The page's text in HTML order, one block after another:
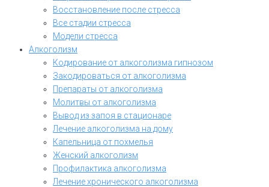
Восстановление после стресса
Все стадии стресса
Модели стресса
Алкоголизм
Кодирование от алкоголизма гипнозом
Закодироваться от алкоголизма
Препараты от алкоголизма
Молитвы от алкоголизма
Вывод из запоя в стационаре
Лечение алкоголизма на дому
Капельница от похмелья
Женский алкоголизм
Профилактика алкоголизма
Лечение хронического алкоголизма